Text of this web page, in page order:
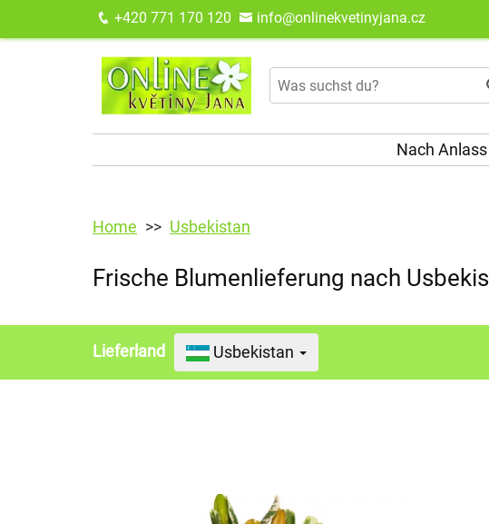
+420 771 170 120 info@onlinekvetinyjana.cz
Nach Anlass
Home Usbekistan
Frische Blumenlieferung nach
Lieferland Usbekistan